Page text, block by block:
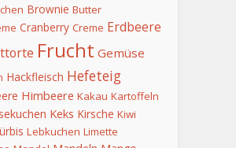
Brownie Butter
Cranberry Creme Erdbeere
Frucht Gemüse
Hackfleisch Hefeteig
Himbeere Kakau Kartoffeln
Keks Kirsche Kiwi
Lebkuchen Limette